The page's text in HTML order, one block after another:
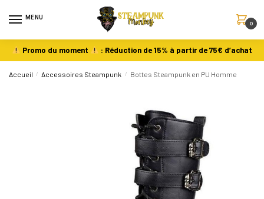
MENU
0
Promo du moment : Réduction de 15% à partir de 75€ d’achat
Accueil / Accessoires Steampunk / Bottes Steampunk en PU Homme